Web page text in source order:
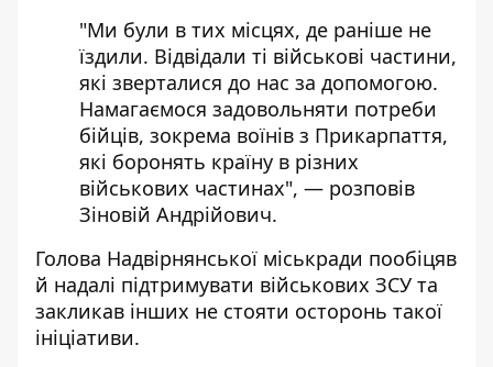
"Ми були в тих місцях, де раніше не
їздили. Відвідали ті військові частини,
які зверталися до нас за допомогою.
Намагаємося задовольняти потреби
бійців, зокрема воїнів з Прикарпаття,
які боронять країну в різних
військових частинах", — розповів
Зіновій Андрійович.
Голова Надвірнянської міськради пообіцяв
й надалі підтримувати військових ЗСУ та
закликав інших не стояти осторонь такої
ініціативи.